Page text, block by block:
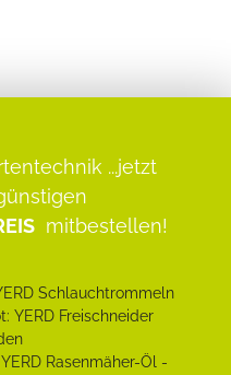
...jetzt
mitbestellen!